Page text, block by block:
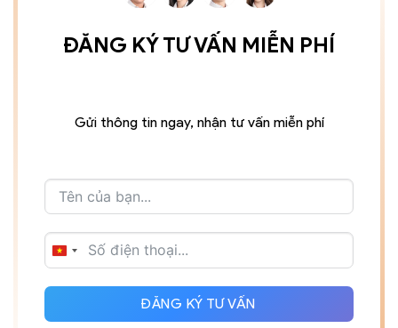
ĐĂNG KÝ TƯ VẤN MIỄN PHÍ
Gửi thông tin ngay, nhận tư vấn miễn phí
VIETNAM
ĐĂNG KÝ TƯ VẤN